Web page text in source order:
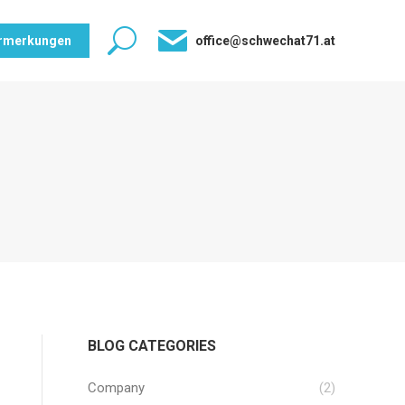
Search: office@schwechat71.at
BLOG CATEGORIES
Company
(2)